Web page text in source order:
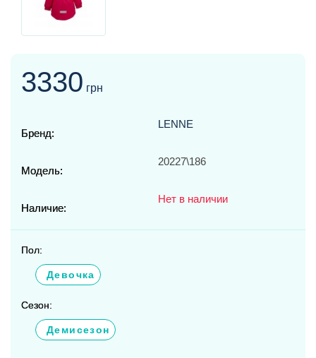
3330 грн
Бренд:
LENNE
Модель:
20227\186
Наличие:
Нет в наличии
Пол:
Девочка
Сезон:
Демисезон